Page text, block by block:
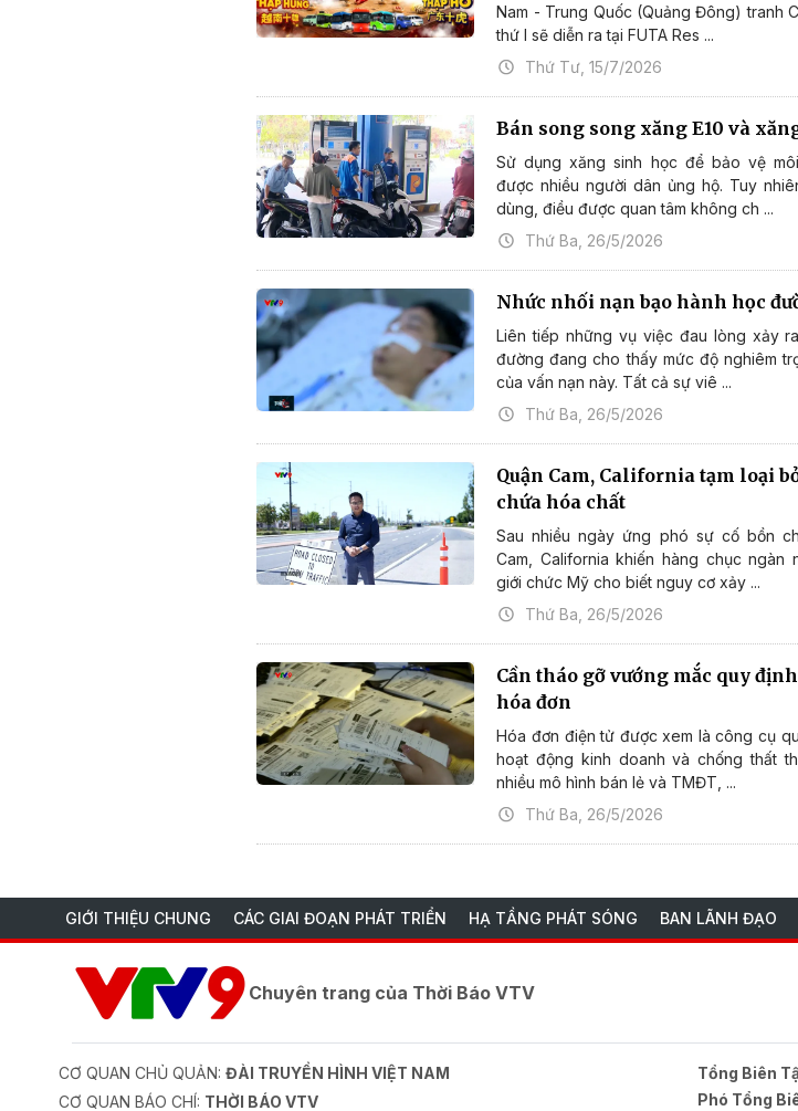
Nam - Trung Quốc (Quảng Đông) tranh
thứ I sẽ diễn ra tại FUTA Res ...
Thứ Tư, 15/7/2026
Bán song song xăng E10 và
Sử dụng xăng sinh học để bảo vệ
được nhiều người dân ủng hộ. Tuy
dùng, điều được quan tâm không ch ...
Thứ Ba, 26/5/2026
Nhức nhối nạn bạo hành học
Liên tiếp những vụ việc đau lòng xảy
đường đang cho thấy mức độ nghiêm
của vấn nạn này. Tất cả sự viê ...
Thứ Ba, 26/5/2026
Quận Cam, California tạm loại
chứa hóa chất
Sau nhiều ngày ứng phó sự cố bồn
Cam, California khiến hàng chục ngàn
giới chức Mỹ cho biết nguy cơ xảy ...
Thứ Ba, 26/5/2026
Cần tháo gỡ vướng mắc quy
hóa đơn
Hóa đơn điện tử được xem là công cụ
hoạt động kinh doanh và chống thất
nhiều mô hình bán lẻ và TMĐT, ...
Thứ Ba, 26/5/2026
GIỚI THIỆU CHUNG CÁC GIAI ĐOẠN PHÁT TRIỂN HẠ TẦNG PHÁT SÓNG BAN LÃNH ĐẠO
Chuyên trang của Thời Báo VTV
CƠ QUAN CHỦ QUẢN: ĐÀI TRUYỀN HÌNH VIỆT NAM
CƠ QUAN BÁO CHÍ: THỜI BÁO VTV
Tổng Biên
Phó Tổng